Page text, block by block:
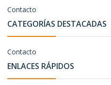
Contacto
CATEGORÍAS DESTACADAS
Contacto
ENLACES RÁPIDOS